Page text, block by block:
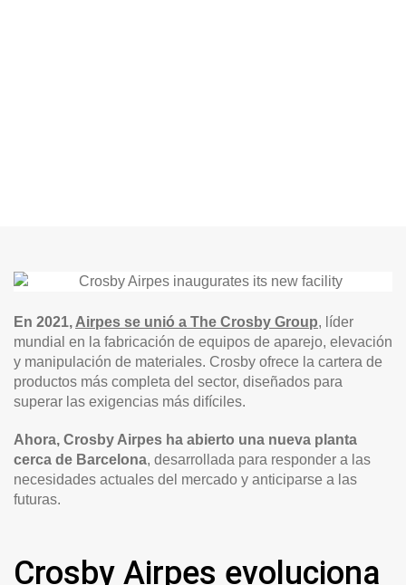
En 2021, Airpes se unió a The Crosby Group, líder
mundial en la fabricación de equipos de aparejo, elevación
y manipulación de materiales. Crosby ofrece la cartera de
productos más completa del sector, diseñados para
superar las exigencias más difíciles.
Ahora, Crosby Airpes ha abierto una nueva planta
cerca de Barcelona, desarrollada para responder a las
necesidades actuales del mercado y anticiparse a las
futuras.
Crosby Airpes evoluciona